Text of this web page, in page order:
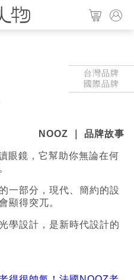
台灣品牌
國際品牌
NOOZ ｜ 品牌故事
眼鏡，它幫助你無論在何
一部分，現代、簡約的設
顯得突兀。
學設計，是新時代設計的